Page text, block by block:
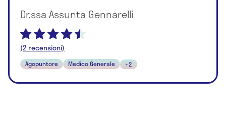
Dr.ssa Assunta Gennarelli
(2 recensioni)
Agopuntore Medico Generale +2